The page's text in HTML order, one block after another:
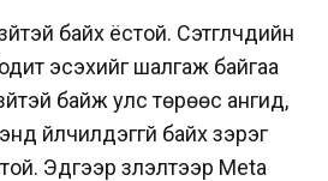
байх ёстой. Сэтгүүлчдийн
эсэхийг шалгаж байгаа
зүйтэй байж улс төрөөс ангид,
үйлчилдэггүй байх зэрэг
Эдгээр үзүүлэлтээр Меtа